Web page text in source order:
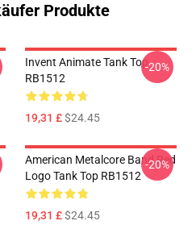
Produkte
Invent Animate Tank Top
RB1512
19,31 £$24.45
-20%
American Metalcore Band Red
Logo Tank Top RB1512
19,31 £$24.45
-20%